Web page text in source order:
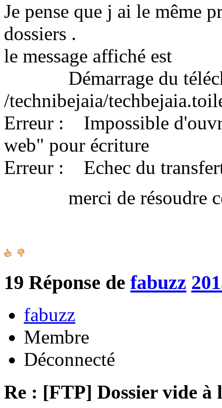
Je pense que j ai le même
dossiers .
le message affiché est
Démarrage du
/technibejaia/
Erreur : Impossible
web" pour écriture
Erreur : Echec du
merci de résoudre ce
19 Réponse de fabuzz
fabuzz
Membre
Déconnecté
Re : [FTP] Dossier vide à